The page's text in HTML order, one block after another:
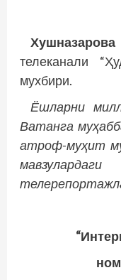
телеканали
мухбири.
Ёшларни
Ватанга
атроф-муҳит